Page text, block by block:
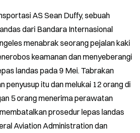
AS Sean Duffy, sebuah
dari Bandara Internasional
menabrak seorang pejalan kaki
keamanan dan menyeberangi
landas pada 9 Mei. Tabrakan
penyusup itu dan melukai 12 orang di
5 orang menerima perawatan
prosedur lepas landas
Aviation Administration dan